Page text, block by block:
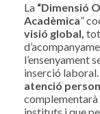
La “Dimensió
Acadèmica”
visió global,
l’ensenyament
inserció
atenció
complementarà